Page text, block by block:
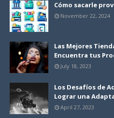
Cómo sacarle
November 22, 2024
Las Mejores
Encuentra tus
July 18, 2023
Los Desafíos de
Lograr una
April 27, 2023